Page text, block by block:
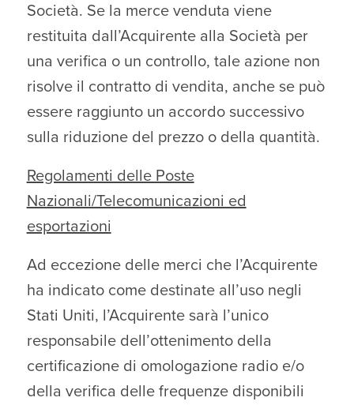
Società. Se la merce venduta viene
restituita dall’Acquirente alla Società per
una verifica o un controllo, tale azione non
risolve il contratto di vendita, anche se può
essere raggiunto un accordo successivo
sulla riduzione del prezzo o della quantità.
Regolamenti delle Poste
Nazionali/Telecomunicazioni ed
esportazioni
Ad eccezione delle merci che l’Acquirente
ha indicato come destinate all’uso negli
Stati Uniti, l’Acquirente sarà l’unico
responsabile dell’ottenimento della
certificazione di omologazione radio e/o
della verifica delle frequenze disponibili